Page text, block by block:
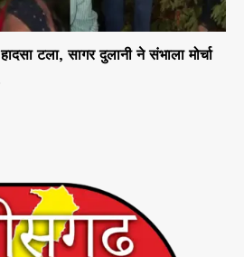
टला, सागर दुलानी ने संभाला मोर्चा